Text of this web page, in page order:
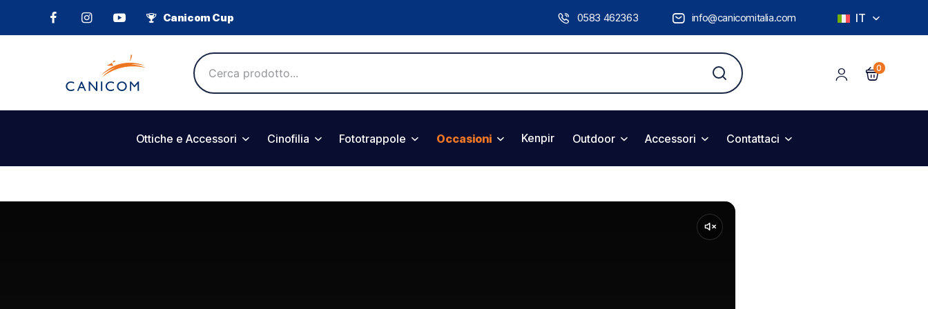
Canicom Cup 0583 462363 info@canicomitalia.com IT
0
Ottiche e Accessori Cinofilia Fototrappole Occasioni Kenpir Outdoor Accessori Contattaci